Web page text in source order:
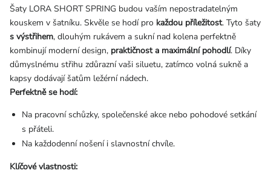
Šaty LORA SHORT SPRING budou vaším nepostradatelným
kouskem v šatníku. Skvěle se hodí pro každou příležitost. Tyto šaty
s výstřihem, dlouhým rukávem a sukní nad kolena perfektně
kombinují moderní design, praktičnost a maximální pohodlí. Díky
důmyslnému střihu zdůrazní vaši siluetu, zatímco volná sukně a
kapsy dodávají šatům ležérní nádech.
Perfektně se hodí:
Na pracovní schůzky, společenské akce nebo pohodové setkání
s přáteli.
Na každodenní nošení i slavnostní chvíle.
Klíčové vlastnosti: